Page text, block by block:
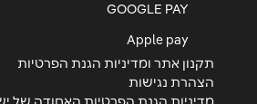
GOOGLE PAY
Apple pay
תקנון אתר ומדיניות הגנת הפרטיות
הצהרת נגישות